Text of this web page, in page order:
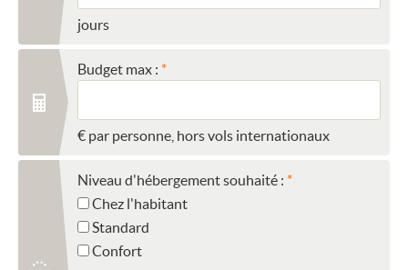
jours
Budget max :
€ par personne, hors vols internationaux
Niveau d'hébergement souhaité :
Chez l'habitant
Standard
Confort